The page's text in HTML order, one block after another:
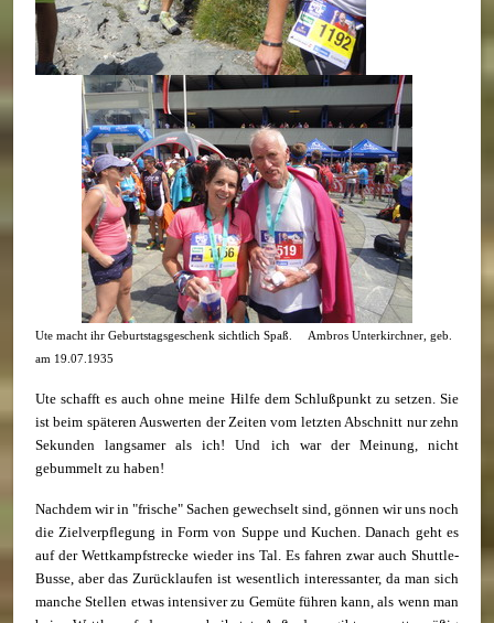
Ute macht ihr Geburtstagsgeschenk sichtlich Spaß. Ambros Unterkirchner, geb.
am 19.07.1935
Ute schafft es auch ohne meine Hilfe dem Schlußpunkt zu setzen. Sie
ist beim späteren Auswerten der Zeiten vom letzten Abschnitt nur zehn
Sekunden langsamer als ich! Und ich war der Meinung, nicht
gebummelt zu haben!
Nachdem wir in "frische" Sachen gewechselt sind, gönnen wir uns noch
die Zielverpflegung in Form von Suppe und Kuchen. Danach geht es
auf der Wettkampfstrecke wieder ins Tal. Es fahren zwar auch Shuttle-
Busse, aber das Zurücklaufen ist wesentlich interessanter, da man sich
manche Stellen etwas intensiver zu Gemüte führen kann, als wenn man